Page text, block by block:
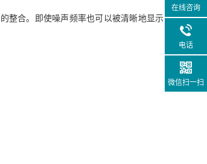
整合。即使噪声频率也可以被清晰地显示
在线咨询
电话
微信扫一扫